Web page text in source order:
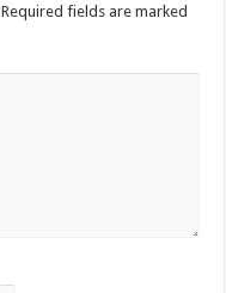
Required fields are marked